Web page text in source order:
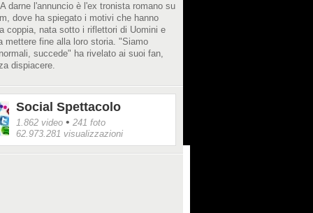
darne l'annuncio è l'ex tronista romano su
dove ha spiegato i motivi che hanno
coppia, nata sotto i riflettori di Uomini e
mettere fine alla loro storia. "Siamo
succede" ha rivelato ai suoi fan,
dispiacere.
Social Spettacolo
1.862 video • 241 foto
62.973.281 visualizzazioni